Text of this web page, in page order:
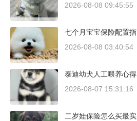
2026-08-08 09:45:55
七个月宝宝保险配置
2026-08-08 03:40:54
泰迪幼犬人工喂养心得
2026-08-07 15:31:16
二岁娃保险怎么买最实